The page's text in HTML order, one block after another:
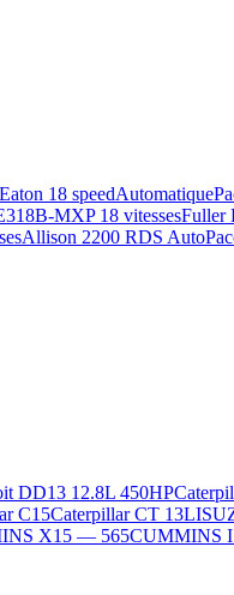
Eaton 18 speedAutomatique
MXP 18 vitessesFuller
Allison 2200 RDS Auto
DD13 12.8L 450HP
C15Caterpillar CT 13L
X15 — 565CUMMINS